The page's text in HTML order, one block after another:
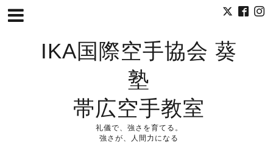
IKA国際空手協会 葵
塾
帯広空手教室
礼儀で、強さを育てる。
強さが、人間力になる